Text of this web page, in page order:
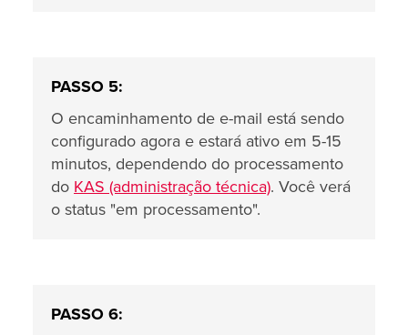
PASSO 5:
O encaminhamento de e-mail está sendo
configurado agora e estará ativo em 5-15
minutos, dependendo do processamento
do KAS (administração técnica). Você verá
o status "em processamento".
PASSO 6: